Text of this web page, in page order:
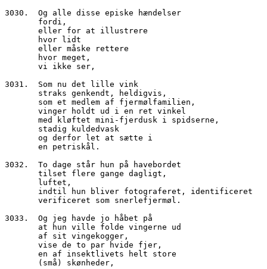
3030.  Og alle disse episke hændelser
       fordi,
       eller for at illustrere
       hvor lidt
       eller måske rettere
       hvor meget,
       vi ikke ser,
3031.  Som nu det lille vink
       straks genkendt, heldigvis,
       som et medlem af fjermølfamilien,
       vinger holdt ud i en ret vinkel
       med kløftet mini-fjerdusk i spidserne,
       stadig kuldedvask
       og derfor let at sætte i
       en petriskål.
3032.  To dage står hun på havebordet
       tilset flere gange dagligt,
       luftet,
       indtil hun bliver fotograferet, identificeret
       verificeret som snerlefjermøl.
3033.  Og jeg havde jo håbet på
       at hun ville folde vingerne ud
       af sit vingekogger,
       vise de to par hvide fjer,
       en af insektlivets helt store
       (små) skønheder,